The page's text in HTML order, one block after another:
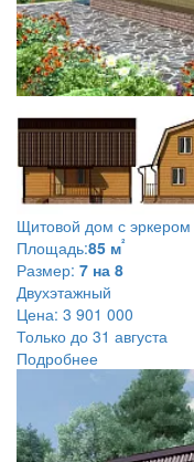
Щитовой дом с эркером
Площадь:85 м²
Размер: 7 на 8
Двухэтажный
Цена: 3 901 000
Только до 31 августа
Подробнее